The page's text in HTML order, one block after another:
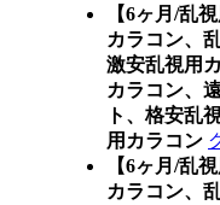
【6ヶ月/乱
カラコン、
激安乱視用
カラコン、
ト、格安乱
用カラコン
【6ヶ月/乱
カラコン、